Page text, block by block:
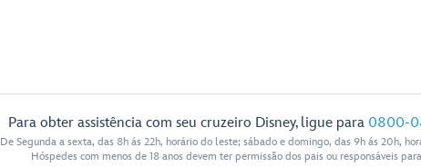
Para obter assistência com seu cruzeiro Disney, ligue para 0800-
De Segunda a sexta, das 8h ás 22h, horário do leste; sábado e domingo, das 9h ás 20h,
Hóspedes com menos de 18 anos devem ter permissão dos pais ou responsáveis